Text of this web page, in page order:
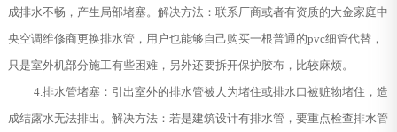
成排水不畅，产生局部堵塞。解决方法：联系厂商或者有资质的大金家庭中
央空调维修商更换排水管，用户也能够自己购买一根普通的pvc细管代替，
只是室外机部分施工有些困难，另外还要拆开保护胶布，比较麻烦。
4.排水管堵塞：引出室外的排水管被人为堵住或排水口被赃物堵住，造
成结露水无法排出。解决方法：若是建筑设计有排水管，要重点检查排水管